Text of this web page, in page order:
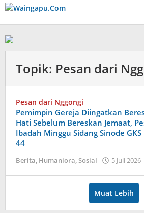
Lewati
konten
Topik: Pesan dari
Pesan dari Nggongi
Pemimpin Gereja Diingatkan
Hati Sebelum Bereskan Jemaat,
Ibadah Minggu Sidang Sinode GKS
44
Berita, Humaniora,Sosial 5 Juli 2026
Muat Lebih